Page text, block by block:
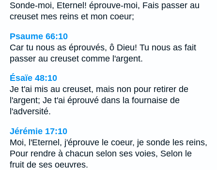
Sonde-moi, Eternel! éprouve-moi, Fais passer au
creuset mes reins et mon coeur;
Psaume 66:10
Car tu nous as éprouvés, ô Dieu! Tu nous as fait
passer au creuset comme l'argent.
Ésaïe 48:10
Je t'ai mis au creuset, mais non pour retirer de
l'argent; Je t'ai éprouvé dans la fournaise de
l'adversité.
Jérémie 17:10
Moi, l'Eternel, j'éprouve le coeur, je sonde les reins,
Pour rendre à chacun selon ses voies, Selon le
fruit de ses oeuvres.